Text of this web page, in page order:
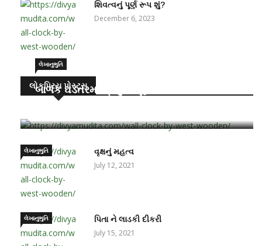
શિવત્વનું પૂર્ણ રૂપ શું?
December 6, 2023
લોકપ્રિય પોસ્ટ્સ
લેખાનુભુતિ
બાળક ઘડતરમાં પ્રમુખ ભૂમિકા – માતા-પિતાની
લેખાનુભુતિ વૃક્ષનું મહત્વ
July 12, 2021
લેખાનુભુતિ પિતા ને લાડકી દીકરી
July 15, 2021